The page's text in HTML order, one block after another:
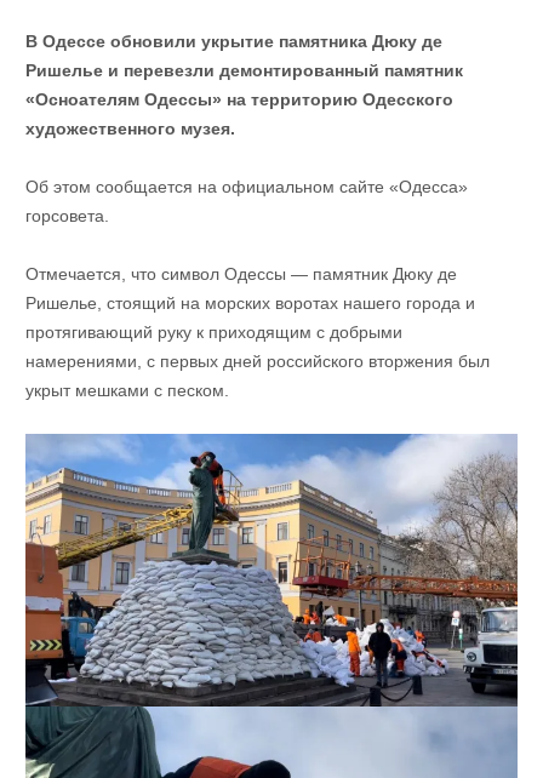
В Одессе обновили укрытие памятника Дюку де
Ришелье и перевезли демонтированный памятник
«Осноателям Одессы» на территорию Одесского
художественного музея.
Об этом сообщается на официальном сайте «Одесса»
горсовета.
Отмечается, что символ Одессы — памятник Дюку де
Ришелье, стоящий на морских воротах нашего города и
протягивающий руку к приходящим с добрыми
намерениями, с первых дней российского вторжения был
укрыт мешками с песком.